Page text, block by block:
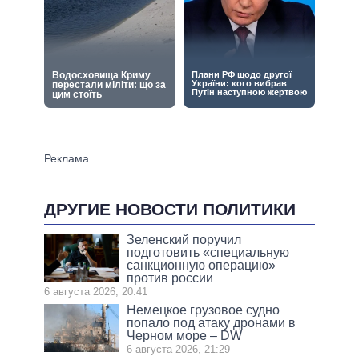
ДРУГИЕ НОВОСТИ ПОЛИТИКИ
Зеленский поручил
подготовить «специальную
санкционную операцию»
против россии
6 августа 2026, 20:41
Немецкое грузовое судно
попало под атаку дронами в
Черном море – DW
6 августа 2026, 21:29